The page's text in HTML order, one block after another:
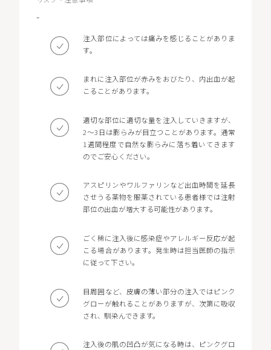
-
注入部位によっては痛みを感じることがありま
す。
まれに注入部位が赤みをおびたり、内出血が起
こることがあります。
適切な部位に適切な量を注入していきますが、
2～3日は膨らみが目立つことがあります。通常
1週間程度で自然な膨らみに落ち着いてきます
のでご安心ください。
アスピリンやワルファリンなど出血時間を延長
させうる薬物を服薬されている患者様では注射
部位の出血が増大する可能性があります。
ごく稀に注入後に感染症やアレルギー反応が起
こる場合があります。発生時は担当医師の指示
に従って下さい。
目周囲など、皮膚の薄い部分の注入ではピンク
グローが触れることがありますが、次第に吸収
され、馴染んできます。
注入後の肌の凹凸が気になる時は、ピンクグロ